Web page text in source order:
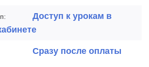
Доступ к урокам в
Сразу после оплаты